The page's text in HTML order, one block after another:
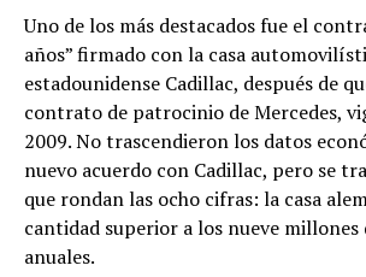
Uno de los más destacados fue el
años” firmado con la casa
estadounidense Cadillac, después de
contrato de patrocinio de Mercedes,
2009. No trascendieron los datos
nuevo acuerdo con Cadillac, pero se
que rondan las ocho cifras: la casa
cantidad superior a los nueve millones
anuales.